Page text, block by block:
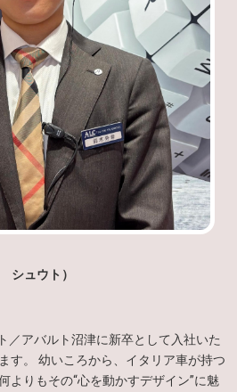
シュウト）
／アバルト沼津に新卒として入社いた
す。 幼いころから、イタリア車が持つ
よりもその“心を動かすデザイン”に魅